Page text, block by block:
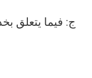
ج: فيما يتعلق